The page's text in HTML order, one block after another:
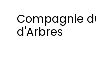
Compagnie
d'Arbres